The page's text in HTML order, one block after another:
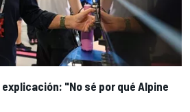
"No sé por qué Alpine